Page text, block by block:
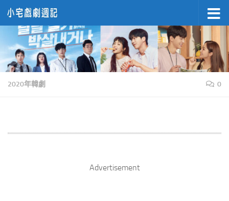
Skip to content
2020年韓劇 0
Advertisement